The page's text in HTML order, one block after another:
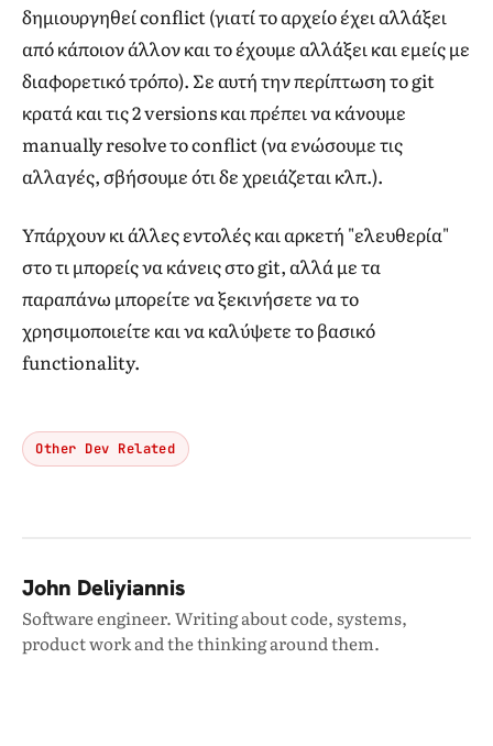
δημιουργηθεί conflict (γιατί το αρχείο έχει αλλάξει
από κάποιον άλλον και το έχουμε αλλάξει και εμείς με
διαφορετικό τρόπο). Σε αυτή την περίπτωση το git
κρατά και τις 2 versions και πρέπει να κάνουμε
manually resolve το conflict (να ενώσουμε τις
αλλαγές, σβήσουμε ότι δε χρειάζεται κλπ.).
Υπάρχουν κι άλλες εντολές και αρκετή "ελευθερία"
στο τι μπορείς να κάνεις στο git, αλλά με τα
παραπάνω μπορείτε να ξεκινήσετε να το
χρησιμοποιείτε και να καλύψετε το βασικό
functionality.
Other Dev Related
John Deliyiannis
Software engineer. Writing about code, systems,
product work and the thinking around them.